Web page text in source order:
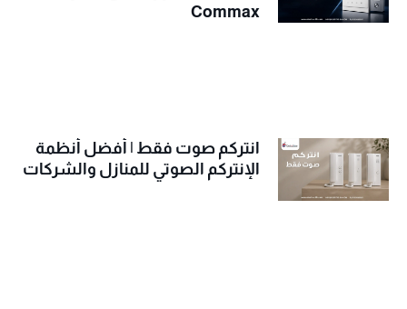
Commax
انتركم صوت فقط | أفضل أنظمة
الإنتركم الصوتي للمنازل والشركات